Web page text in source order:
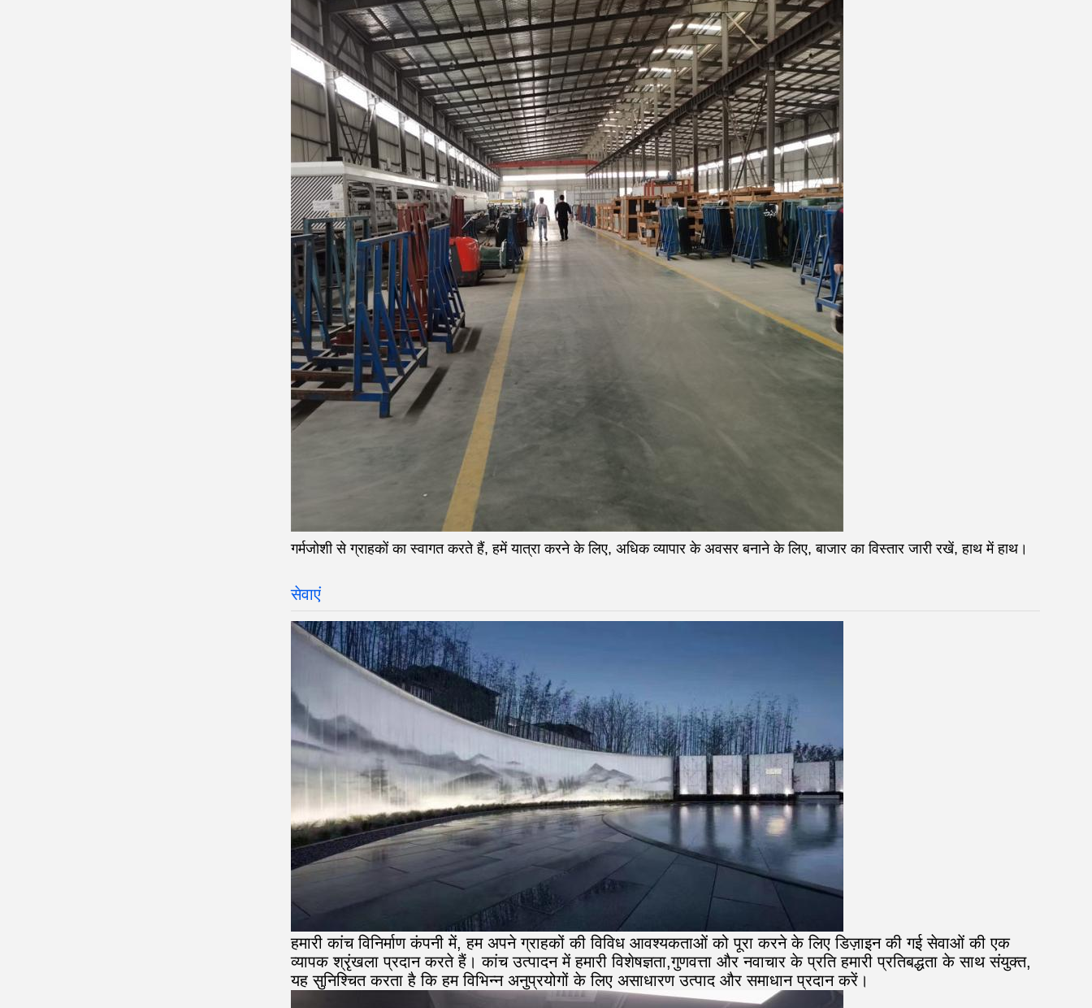
गर्मजोशी से ग्राहकों का स्वागत करते हैं, हमें यात्रा करने के लिए, अधिक व्यापार के अवसर बनाने के लिए, बाजार का विस्तार जारी रखें, हाथ में हाथ।
सेवाएं
हमारी कांच विनिर्माण कंपनी में, हम अपने ग्राहकों की विविध आवश्यकताओं को पूरा करने के लिए डिज़ाइन की गई सेवाओं की एक
व्यापक श्रृंखला प्रदान करते हैं। कांच उत्पादन में हमारी विशेषज्ञता,गुणवत्ता और नवाचार के प्रति हमारी प्रतिबद्धता के साथ संयुक्त,
यह सुनिश्चित करता है कि हम विभिन्न अनुप्रयोगों के लिए असाधारण उत्पाद और समाधान प्रदान करें।